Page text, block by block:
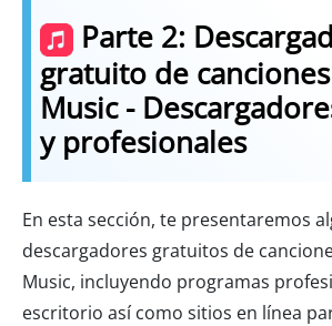
Parte 2:
gratuito de
Music -
y profesionales
En esta sección, te presentaremos
descargadores gratuitos de
Music, incluyendo programas
escritorio así como sitios en línea